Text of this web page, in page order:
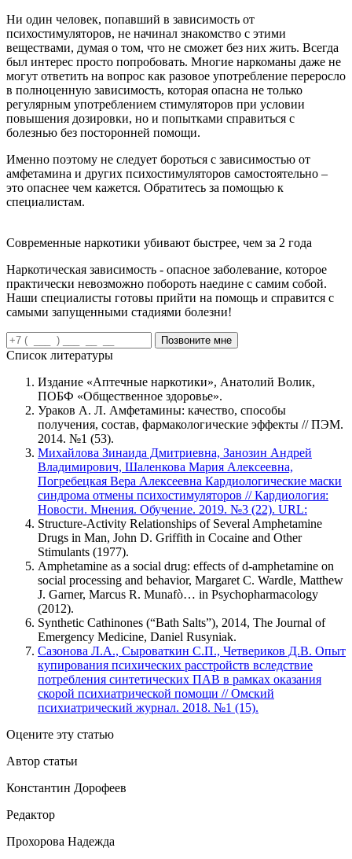
Ни один человек, попавший в зависимость от
психостимуляторов, не начинал знакомство с этими
веществами, думая о том, что не сможет без них жить. Всегда
был интерес просто попробовать. Многие наркоманы даже не
могут ответить на вопрос как разовое употребление переросло
в полноценную зависимость, которая опасна не только
регулярным употреблением стимуляторов при условии
повышения дозировки, но и попытками справиться с
болезнью без посторонней помощи.
Именно поэтому не следует бороться с зависимостью от
амфетамина и других психостимуляторов самостоятельно –
это опаснее чем кажется. Обратитесь за помощью к
специалистам.
Современные наркотики убивают быстрее, чем за 2 года
Наркотическая зависимость - опасное заболевание, которое
практически невозможно побороть наедине с самим собой.
Наши специалисты готовы прийти на помощь и справится с
самыми запущенными стадиями болезни!
Позвоните мне
Список литературы
Издание «Аптечные наркотики», Анатолий Волик,
ПОБФ «Общественное здоровье».
Ураков А. Л. Амфетамины: качество, способы
получения, состав, фармакологические эффекты // ПЭМ.
2014. №1 (53).
Михайлова Зинаида Дмитриевна, Занозин Андрей
Владимирович, Шаленкова Мария Алексеевна,
Погребецкая Вера Алексеевна Кардиологические маски
синдрома отмены психостимуляторов // Кардиология:
Новости. Мнения. Обучение. 2019. №3 (22). URL:
Structure-Activity Relationships of Several Amphetamine
Drugs in Man, John D. Griffith in Cocaine and Other
Stimulants (1977).
Amphetamine as a social drug: effects of d-amphetamine on
social processing and behavior, Margaret C. Wardle, Matthew
J. Garner, Marcus R. Munafò… in Psychopharmacology
(2012).
Synthetic Cathinones (“Bath Salts”), 2014, The Journal of
Emergency Medicine, Daniel Rusyniak.
Сазонова Л.А., Сыроваткин С.П., Четвериков Д.В. Опыт
купирования психических расстройств вследствие
потребления синтетических ПАВ в рамках оказания
скорой психиатрической помощи // Омский
психиатрический журнал. 2018. №1 (15).
Оцените эту статью
Автор статьи
Константин Дорофеев
Редактор
Прохорова Надежда